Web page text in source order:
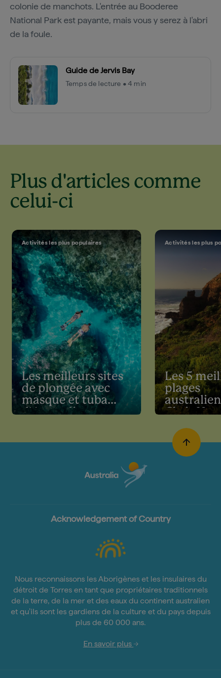
colonie de manchots. L'entrée au Booderee
National Park est payante, mais vous y serez à l'abri
de la foule.
Guide de Jervis Bay
Temps de lecture • 4 min
Plus d'articles comme
celui-ci
Activités les plus populaires
Les meilleurs sites
de plongée avec
masque et tuba
d'Australie
Activités les plus
Les 5
plages
Chris
Acknowledgement of Country
Nous reconnaissons les Aborigènes et les insulaires du
détroit de Torres en tant que propriétaires traditionnels
de la terre, de la mer et des eaux du continent australien
et qu'ils sont les gardiens de la culture et du pays depuis
plus de 60 000 ans.
En savoir plus